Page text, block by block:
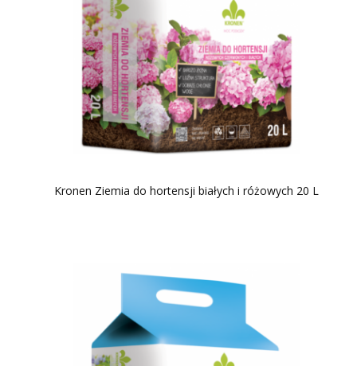
Kronen Ziemia do hortensji białych i różowych 20 L